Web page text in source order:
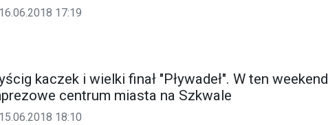
16.06.2018 17:19
kaczek i wielki finał "Pływadeł". W ten weekend
centrum miasta na Szkwale
15.06.2018 18:10